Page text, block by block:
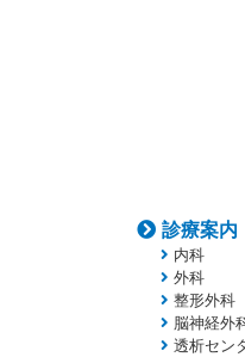
診療案内
内科
外科
整形外科
脳神経外
透析セン